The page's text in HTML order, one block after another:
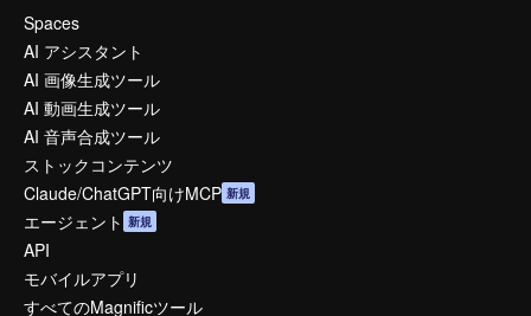
Spaces
AI アシスタント
AI 画像生成ツール
AI 動画生成ツール
AI 音声合成ツール
ストックコンテンツ
Claude/ChatGPT向けMCP 新規
エージェント 新規
API
モバイルアプリ
すべてのMagnificツール